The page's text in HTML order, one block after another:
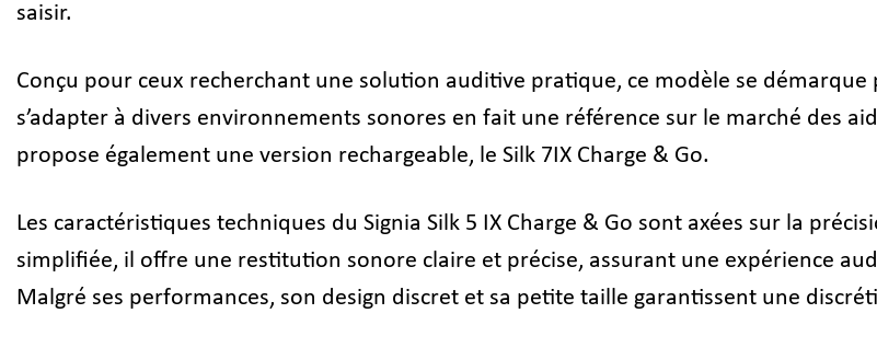
saisir.
Conçu pour ceux recherchant une solution auditive pratique, ce modèle se démarque
s’adapter à divers environnements sonores en fait une référence sur le marché des
propose également une version rechargeable, le Silk 7IX Charge & Go.
Les caractéristiques techniques du Signia Silk 5 IX Charge & Go sont axées sur la
simplifiée, il offre une restitution sonore claire et précise, assurant une expérience
Malgré ses performances, son design discret et sa petite taille garantissent une